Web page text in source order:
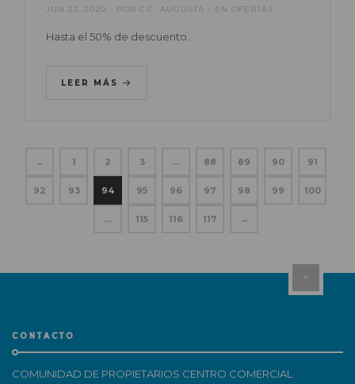
JUN 23, 2020 POR C.C. AUGUSTA EN OFERTAS
Hasta el 50% de descuento.
LEER MÁS
← 1 2 3 … 88 89 90 91
92 93 94 95 96 97 98 99 100
… 115 116 117 →
CONTACTO
COMUNIDAD DE PROPIETARIOS CENTRO COMERCIAL